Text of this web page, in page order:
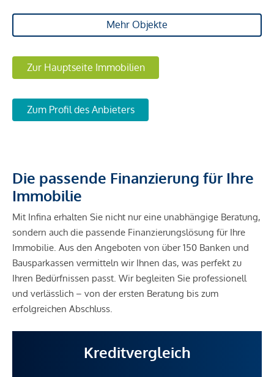
Mehr Objekte
Zur Hauptseite Immobilien
Zum Profil des Anbieters
Die passende Finanzierung für Ihre
Immobilie
Mit Infina erhalten Sie nicht nur eine unabhängige Beratung,
sondern auch die passende Finanzierungslösung für Ihre
Immobilie. Aus den Angeboten von über 150 Banken und
Bausparkassen vermitteln wir Ihnen das, was perfekt zu
Ihren Bedürfnissen passt. Wir begleiten Sie professionell
und verlässlich – von der ersten Beratung bis zum
erfolgreichen Abschluss.
Kreditvergleich